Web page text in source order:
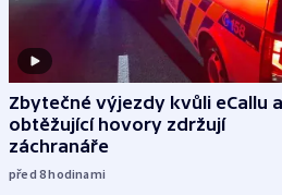
Zbytečné výjezdy kvůli eCallu a
obtěžující hovory zdržují
záchranáře
před 8hodinami